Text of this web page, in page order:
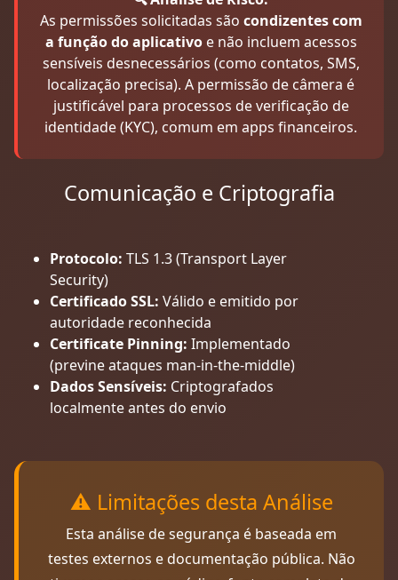
As permissões solicitadas são condizentes com
a função do aplicativoe não incluem acessos
sensíveis desnecessários (como contatos, SMS,
localização precisa). A permissão de câmera é
justificável para processos de verificação de
identidade (KYC), comum em apps financeiros.
Comunicação e Criptografia
Protocolo: TLS 1.3 (Transport Layer
Security)
Certificado SSL: Válido e emitido por
autoridade reconhecida
Certificate Pinning: Implementado
(previne ataques man-in-the-middle)
Dados Sensíveis: Criptografados
localmente antes do envio
⚠️ Limitações desta Análise
Esta análise de segurança é baseada em
testes externos e documentação pública. Não